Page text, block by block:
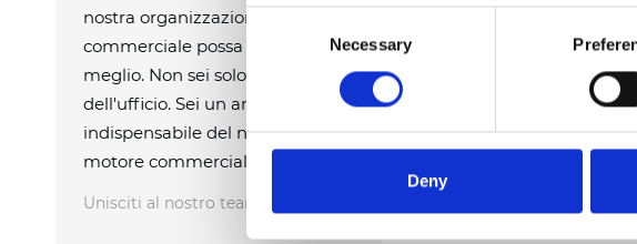
Consent
Necessary
Deny
nostra organizzazione
commerciale possa operare al
meglio. Non sei solo il fulcro
dell'ufficio. Sei un anello
indispensabile del nostro
motore commerciale.
Unisciti al nostro team